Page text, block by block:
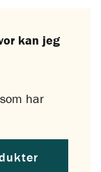
kan jeg
har